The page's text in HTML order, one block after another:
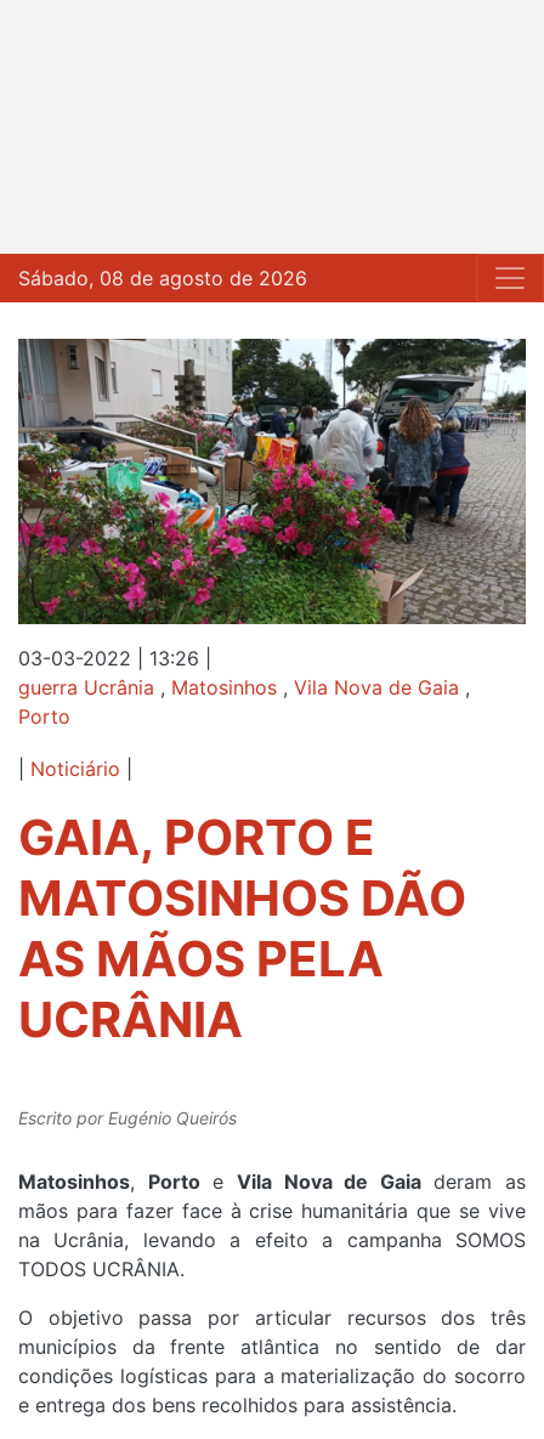
Sábado, 08 de agosto de 2026
03-03-2022 | 13:26
guerra Ucrânia , Matosinhos , Vila Nova de Gaia ,
Porto
Noticiário
GAIA, PORTO E
MATOSINHOS DÃO
AS MÃOS PELA
UCRÂNIA
Escrito porEugénio Queirós
Matosinhos, Portoe Vila Nova de Gaiaderam as
mãos para fazer face à crise humanitária que se vive
na Ucrânia, levando a efeito a campanha SOMOS
TODOS UCRÂNIA.
O objetivo passa por articular recursos dos três
municípios da frente atlântica no sentido de dar
condições logísticas para a materialização do socorro
e entrega dos bens recolhidos para assistência.